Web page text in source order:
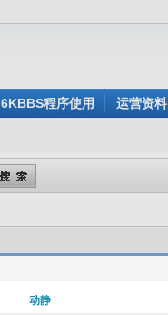
6KBBS程序使用 运营资料